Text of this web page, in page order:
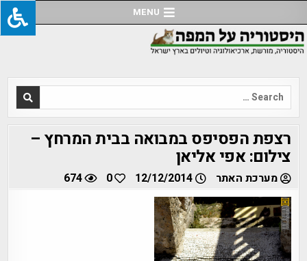
to
content
MENU
Search
for:
רצפת הפסיפס במבואה בבית המרחץ –
צילום: אפי אליאן
מערכת האתר 12/12/2014
0
674